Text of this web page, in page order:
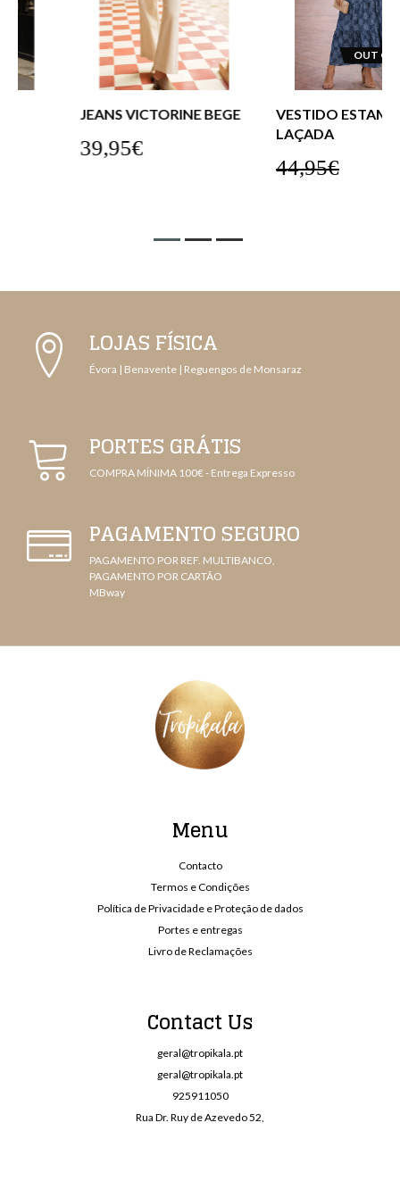
JEANS VICTORINE BEGE
39,95€
OUT OF STOCK
VESTIDO ESTAMPADO
44,95€
LOJAS FÍSICA
Évora | Benavente | Reguengos de Monsaraz
PORTES GRÁTIS
COMPRA MÍNIMA 100€ - Entrega Expresso
PAGAMENTO SEGURO
PAGAMENTO POR REF. MULTIBANCO,
PAGAMENTO POR CARTÃO
MBway
Menu
Contacto
Termos e Condições
Política de Privacidade e Proteção de dados
Portes e entregas
Livro de Reclamações
Contact Us
geral@tropikala.pt
geral@tropikala.pt
925911050
Rua Dr. Ruy de Azevedo 52,